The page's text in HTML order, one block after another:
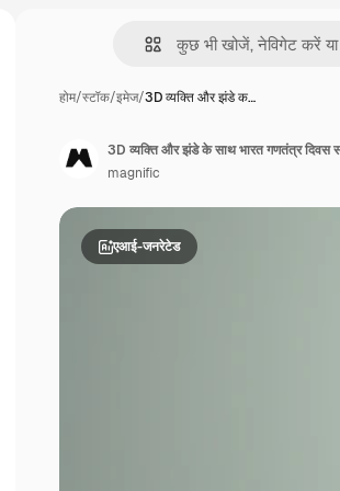
होम/स्टॉक/इमेज/3D व्यक्ति और झंडे क…
एआई-जनरेटेड
3D व्यक्ति और झंडे के साथ भारत गणतंत्र दिवस
magnific